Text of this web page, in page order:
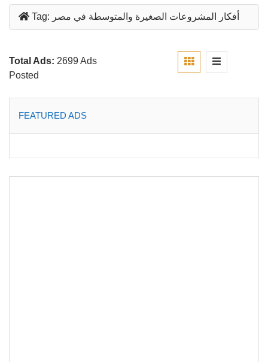
Tag: أفكار المشروعات الصغيرة والمتوسطة في مصر
Total Ads: 2699 Ads
Posted
FEATURED ADS